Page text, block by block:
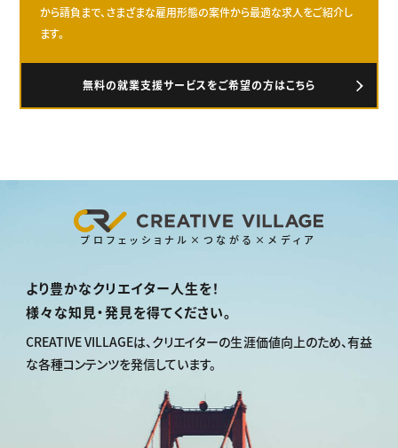
から請負まで、さまざまな雇用形態の案件から最適な求人をご紹介し
ます。
無料の就業支援サービスをご希望の方はこちら
プロフェッショナル×つながる×メディア
より豊かなクリエイター人生を！
様々な知見・発見を得てください。
CREATIVE VILLAGEは、 クリエイターの生涯価値向上のため、有益
な各種コンテンツを発信しています。